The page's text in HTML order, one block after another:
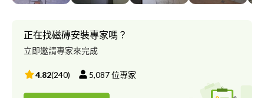
正在找磁磚安裝專家嗎？
立即邀請專家來完成
4.82(240) 5,087位專家